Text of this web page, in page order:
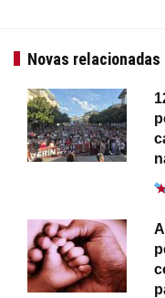
Novas relacionadas